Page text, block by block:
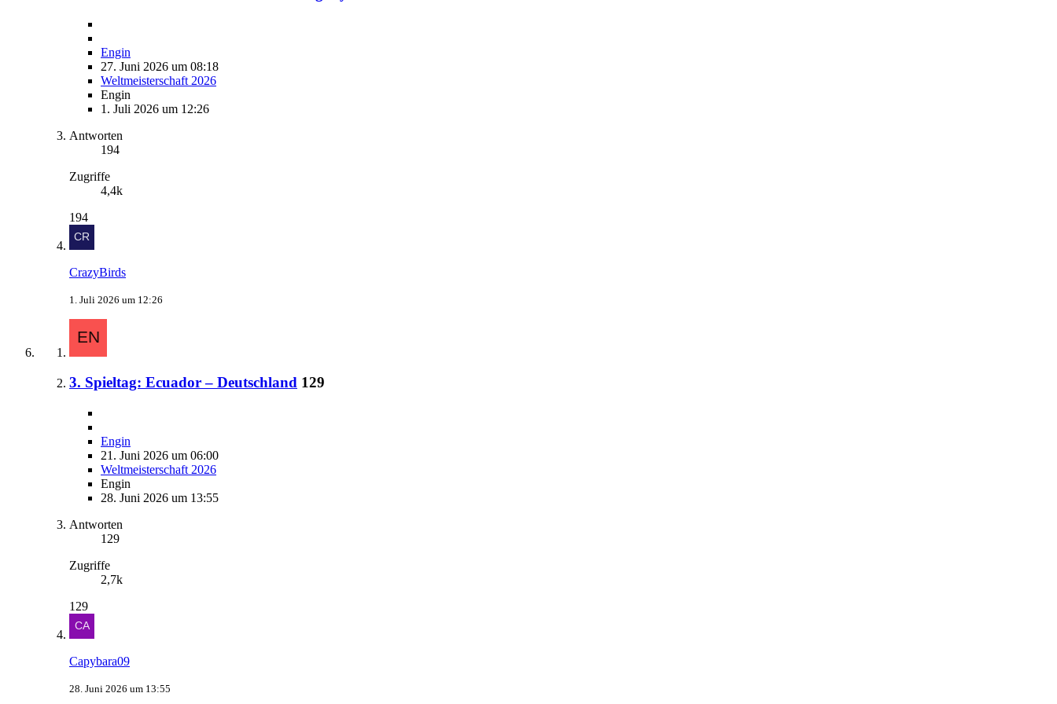
Engin
27. Juni 2026 um 08:18
Weltmeisterschaft 2026
Engin
1. Juli 2026 um 12:26
Antworten
194
Zugriffe
4,4k
194
CrazyBirds
1. Juli 2026 um 12:26
3. Spieltag: Ecuador – Deutschland 129
Engin
21. Juni 2026 um 06:00
Weltmeisterschaft 2026
Engin
28. Juni 2026 um 13:55
Antworten
129
Zugriffe
2,7k
129
Capybara09
28. Juni 2026 um 13:55